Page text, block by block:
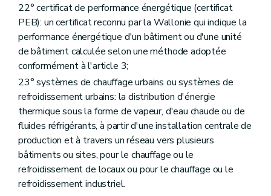
22° certificat de performance énergétique (certificat
PEB): un certificat reconnu par la Wallonie qui indique la
performance énergétique d'un bâtiment ou d'une unité
de bâtiment calculée selon une méthode adoptée
conformément à l'article 3;
23° systèmes de chauffage urbains ou systèmes de
refroidissement urbains: la distribution d'énergie
thermique sous la forme de vapeur, d'eau chaude ou de
fluides réfrigérants, à partir d'une installation centrale de
production et à travers un réseau vers plusieurs
bâtiments ou sites, pour le chauffage ou le
refroidissement de locaux ou pour le chauffage ou le
refroidissement industriel.